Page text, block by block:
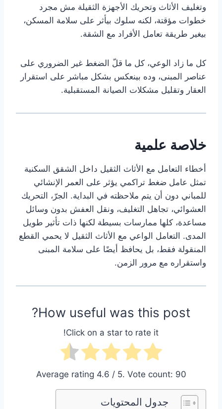
وتغليف الأثاث وتحريك الأجهزة الثقيلة مش مجرد
خطوات مؤقتة، لكنه سلوك بيأثر على سلامة المسكن،
بيغير طريقة تعامل الأفراد مع الشقة.
كل ما زاد الوعي، كل ما قلّ الضغط غير الضروري على
عناصر المبنى، وده بينعكس بشكل مباشر على استقرار
العقار وتقليل مشكلات الصيانة المستقبلية.
خلاصة علمية
أخطاء التعامل مع الأثاث الثقيل داخل الشقق السكنية
تمثل عامل ضغط تراكمي يؤثر على العمر الإنشائي
للمباني دون أن يتم ملاحظته في البداية. الجرّ، التحريك
العشوائي، تجاهل التغليف، ونقل العفش بدون وسائل
مساعدة، كلها ممارسات بسيطة لكنها ذات تأثير طويل
المدى. التعامل الواعي مع الأثاث الثقيل لا يحمي القطع
المنقولة فقط، بل يحافظ أيضًا على سلامة المبنى
واستقراره مع مرور الزمن.
How useful was this post?
Click on a star to rate it!
Average rating 4.6 / 5. Vote count: 90
جدول المحتويات